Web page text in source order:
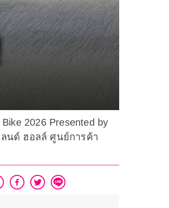
2026 Presented by
ลนด์ ฮอลล์ ศูนย์การค้า